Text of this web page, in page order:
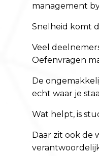
management
Snelheid komt
Veel
Oefenvragen
De
echt waar je
Wat helpt, is
Daar zit ook de